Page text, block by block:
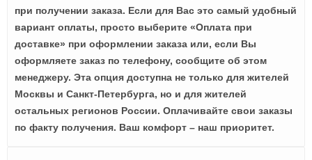
при получении заказа. Если для Вас это самый удобный
вариант оплаты, просто выберите «Оплата при
доставке» при оформлении заказа или, если Вы
оформляете заказ по телефону, сообщите об этом
менеджеру. Эта опция доступна не только для жителей
Москвы и Санкт-Петербурга, но и для жителей
остальных регионов России. Оплачивайте свои заказы
по факту получения. Ваш комфорт – наш приоритет.